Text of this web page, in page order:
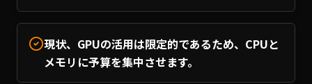
現状、GPUの活用は限定的であるため、CPUと
メモリに予算を集中させます。